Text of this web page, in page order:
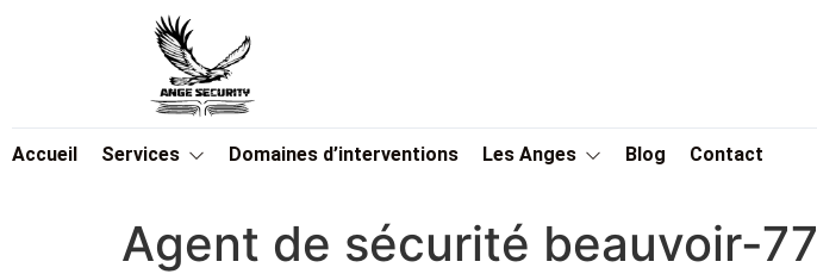
Accueil Services Domaines d’interventions Les Anges Blog Contact
Agent de sécurité beauvoir-77